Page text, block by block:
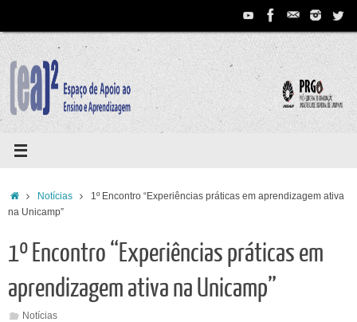
conteúdo
HomeNotícias
1º Encontro “Experiências práticas em aprendizagem ativa
na Unicamp”
1º Encontro “Experiências práticas em
aprendizagem ativa na Unicamp”
Notícias